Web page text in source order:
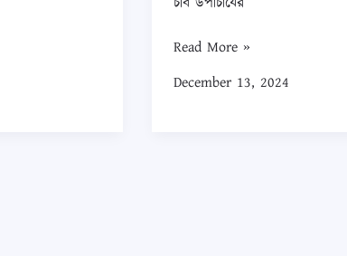
মনোযোগী
হওয়ার
চবি
Read More »
December 13, 2024